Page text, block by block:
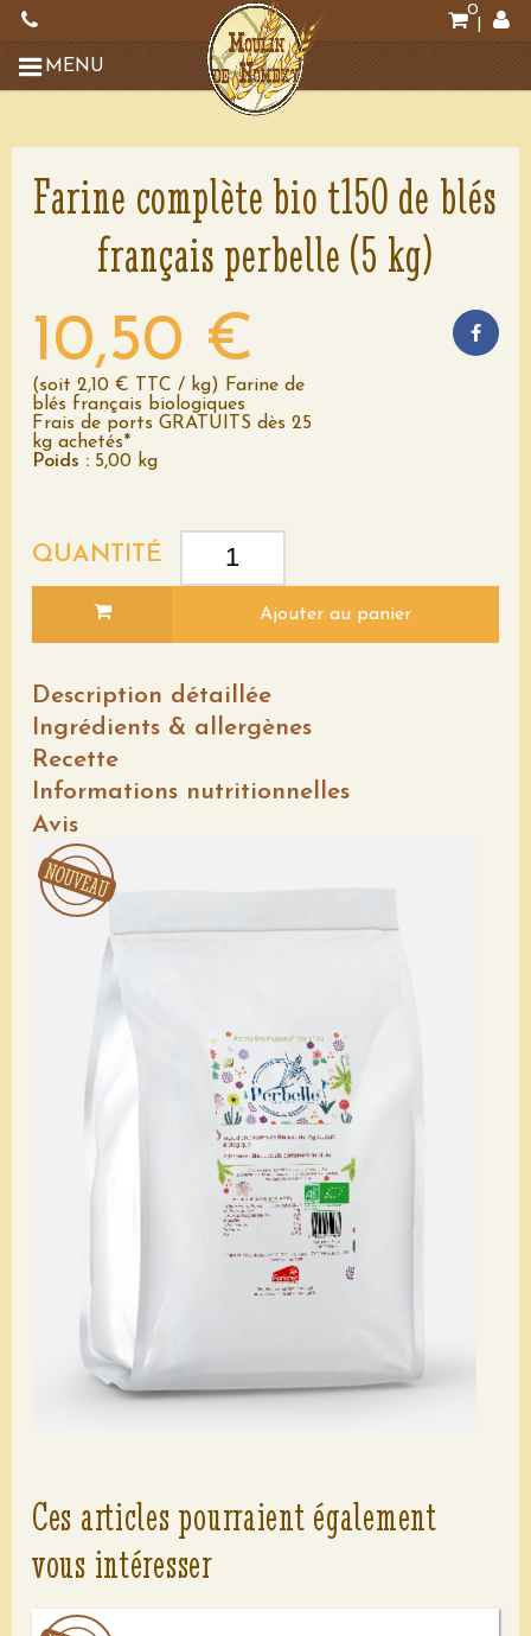
0
MENU
Farine complète bio t150 de blés
français perbelle (5 kg)
10,50 €
(soit 2,10 € TTC / kg) Farine de
blés français biologiques
Frais de ports GRATUITS dès 25
kg achetés*
Poids : 5,00 kg
QUANTITÉ
Ajouter au panier
Description détaillée
Ingrédients & allergènes
Recette
Informations nutritionnelles
Avis
Ces articles pourraient également
vous intéresser